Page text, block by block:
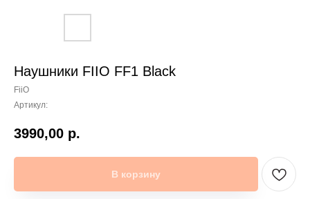
Наушники FIIO FF1 Black
FiiO
Артикул:
3990,00 р.
В корзину